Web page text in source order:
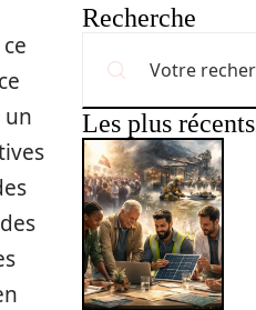
un
Recherche
Les plus récents